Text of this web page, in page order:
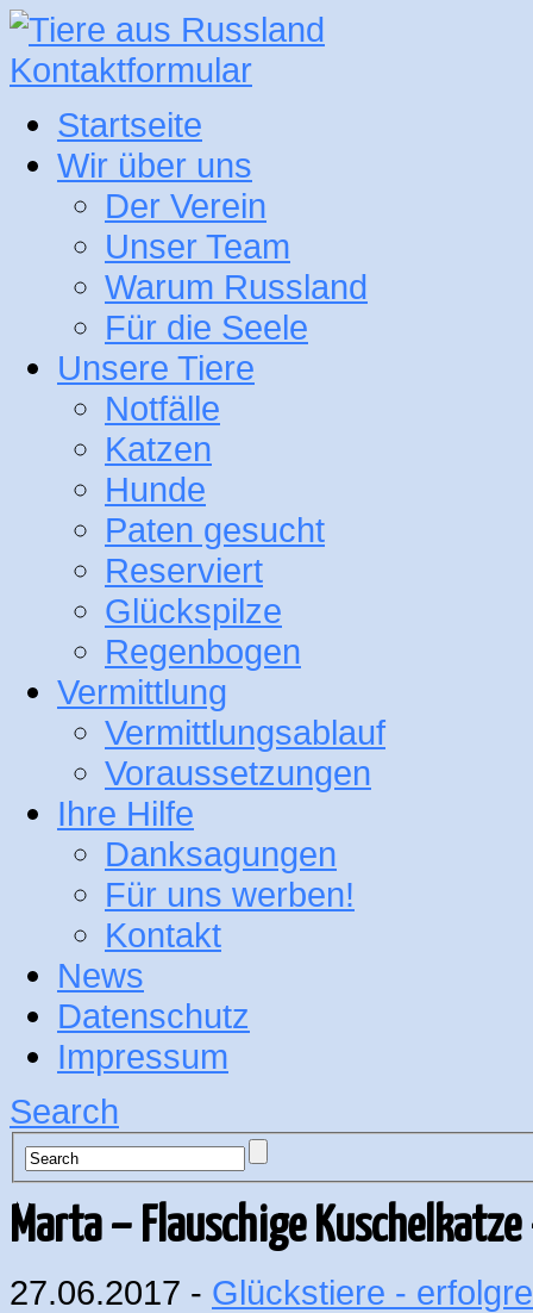
Kontaktformular
Startseite
Wir über uns
Der Verein
Unser Team
Warum Russland
Für die Seele
Unsere Tiere
Notfälle
Katzen
Hunde
Paten gesucht
Reserviert
Glückspilze
Regenbogen
Vermittlung
Vermittlungsablauf
Voraussetzungen
Ihre Hilfe
Danksagungen
Für uns werben!
Kontakt
News
Datenschutz
Impressum
Search
Marta – Flauschige Kuschelkatze
27.06.2017 - Glückstiere -